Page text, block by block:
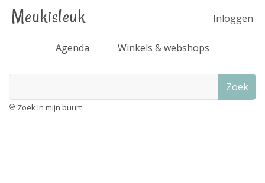
Meukisleuk Inloggen
Agenda Winkels & webshops
Zoek
Zoek in mijn buurt